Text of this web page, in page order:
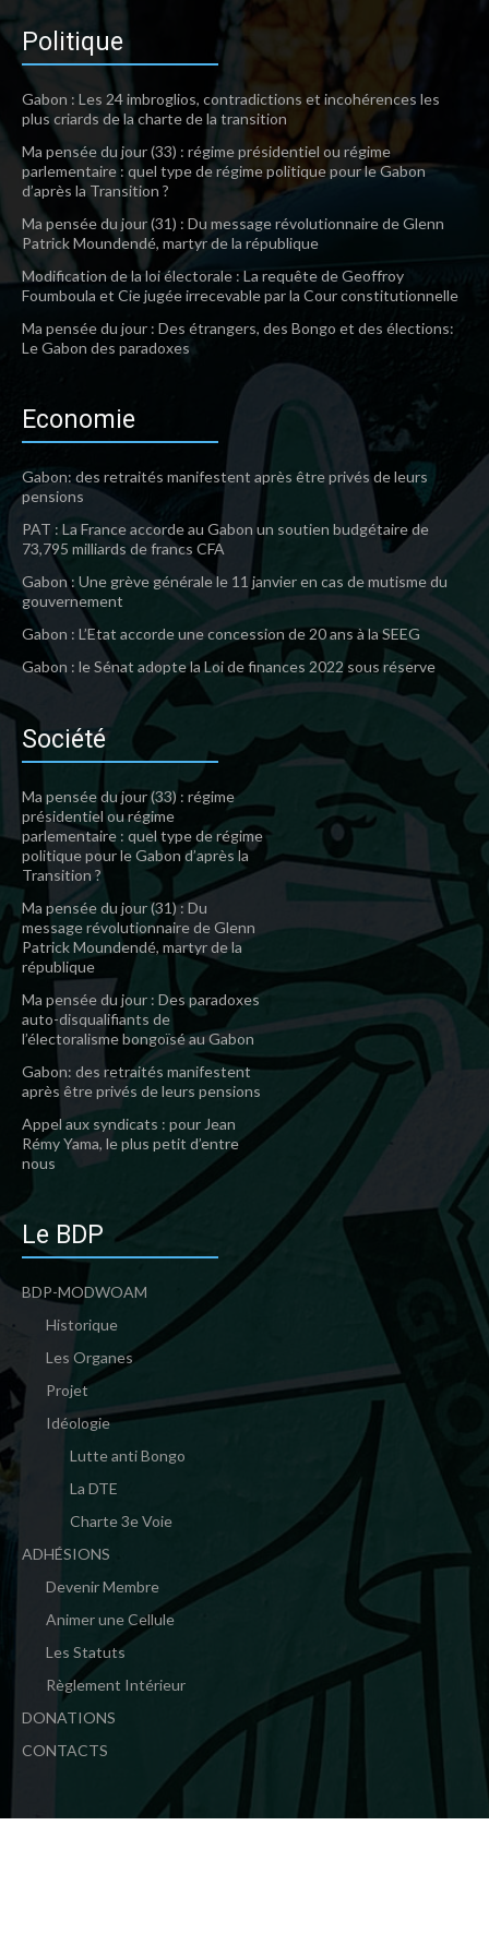
Politique
Gabon : Les 24 imbroglios, contradictions et incohérences les
plus criards de la charte de la transition
Ma pensée du jour (33) : régime présidentiel ou régime
parlementaire : quel type de régime politique pour le Gabon
d’après la Transition ?
Ma pensée du jour (31) : Du message révolutionnaire de Glenn
Patrick Moundendé, martyr de la république
Modification de la loi électorale : La requête de Geoffroy
Foumboula et Cie jugée irrecevable par la Cour constitutionnelle
Ma pensée du jour : Des étrangers, des Bongo et des élections:
Le Gabon des paradoxes
Economie
Gabon: des retraités manifestent après être privés de leurs
pensions
PAT : La France accorde au Gabon un soutien budgétaire de
73,795 milliards de francs CFA
Gabon : Une grève générale le 11 janvier en cas de mutisme du
gouvernement
Gabon : L’Etat accorde une concession de 20 ans à la SEEG
Gabon : le Sénat adopte la Loi de finances 2022 sous réserve
Société
Ma pensée du jour (33) : régime
présidentiel ou régime
parlementaire : quel type de régime
politique pour le Gabon d’après la
Transition ?
Ma pensée du jour (31) : Du
message révolutionnaire de Glenn
Patrick Moundendé, martyr de la
république
Ma pensée du jour : Des paradoxes
auto-disqualifiants de
l’électoralisme bongoïsé au Gabon
Gabon: des retraités manifestent
après être privés de leurs pensions
Appel aux syndicats : pour Jean
Rémy Yama, le plus petit d’entre
nous
Le BDP
BDP-MODWOAM
Historique
Les Organes
Projet
Idéologie
Lutte anti Bongo
La DTE
Charte 3e Voie
ADHÉSIONS
Devenir Membre
Animer une Cellule
Les Statuts
Règlement Intérieur
DONATIONS
CONTACTS